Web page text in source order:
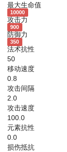
最大生命值
10000
攻击力
900
防御力
350
法术抗性
50
移动速度
0.8
攻击间隔
2.0
攻击速度
100.0
元素抗性
0.0
损伤抵抗